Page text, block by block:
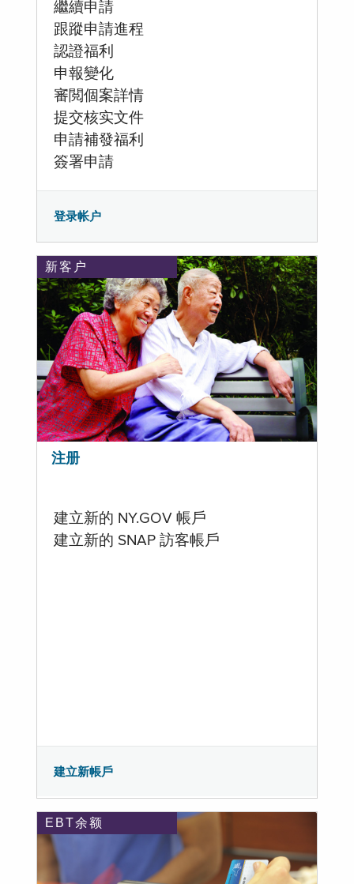
繼續申請
跟蹤申請進程
認證福利
申報變化
審閲個案詳情
提交核实文件
申請補發福利
簽署申請
登录帐户
新客户
注册
建立新的 NY.GOV 帳戶
建立新的 SNAP 訪客帳戶
建立新帳戶
EBT余额